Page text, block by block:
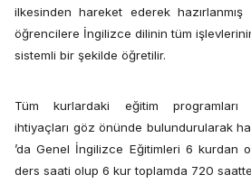
ilkesinden hareket ederek hazırlanmış
öğrencilere İngilizce dilinin tüm
sistemli bir şekilde öğretilir.
Tüm kurlardaki eğitim programları
ihtiyaçları göz önünde bulundurularak
’da Genel İngilizce Eğitimleri 6 kurdan
ders saati olup 6 kur toplamda 720 saatte